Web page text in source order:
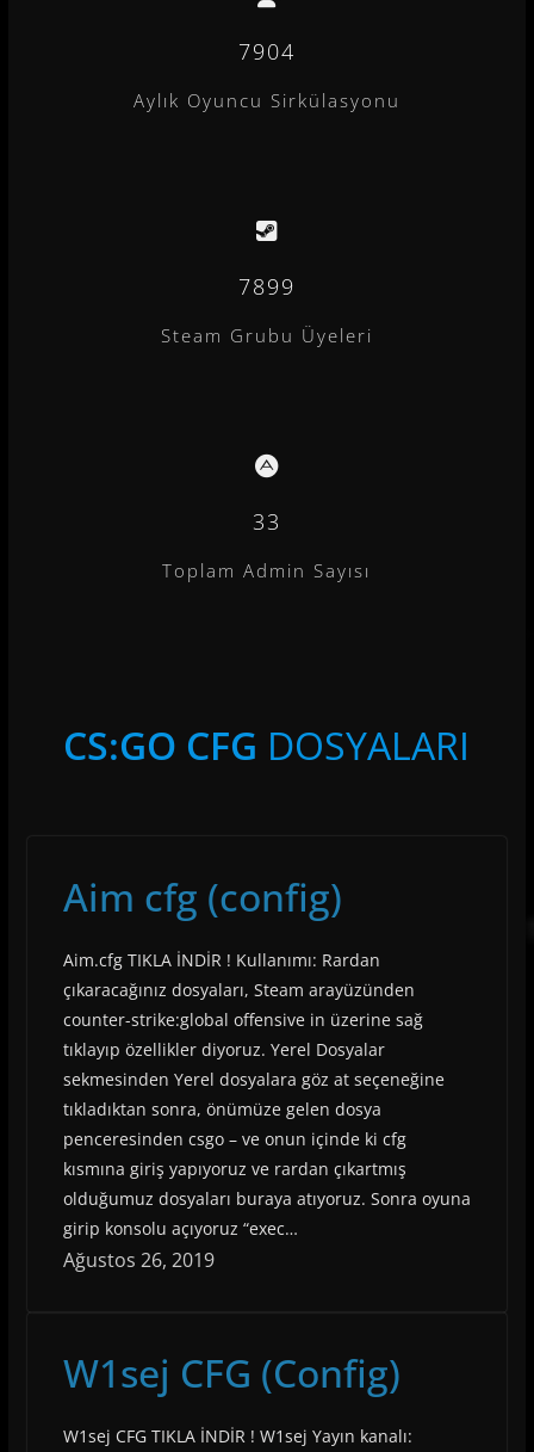
7904
Aylık Oyuncu Sirkülasyonu
7899
Steam Grubu Üyeleri
33
Toplam Admin Sayısı
CS:GO CFG DOSYALARI
Aim cfg (config)
Aim.cfg TIKLA İNDİR ! Kullanımı: Rardan
çıkaracağınız dosyaları, Steam arayüzünden
counter-strike:global offensive in üzerine sağ
tıklayıp özellikler diyoruz. Yerel Dosyalar
sekmesinden Yerel dosyalara göz at seçeneğine
tıkladıktan sonra, önümüze gelen dosya
penceresinden csgo – ve onun içinde ki cfg
kısmına giriş yapıyoruz ve rardan çıkartmış
olduğumuz dosyaları buraya atıyoruz. Sonra oyuna
girip konsolu açıyoruz “exec…
Ağustos 26, 2019
W1sej CFG (Config)
W1sej CFG TIKLA İNDİR ! W1sej Yayın kanalı: